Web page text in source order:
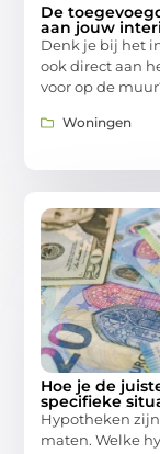
De
aan jouw
Denk je bij het
ook direct aan
voor op de
Woningen
Hoe je de
specifieke
Hypotheken
maten. Welke